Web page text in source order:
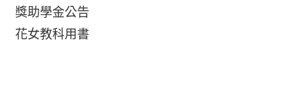
獎助學金公告
花女教科用書